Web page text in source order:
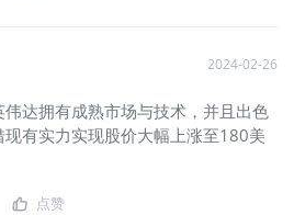
2024-02-26
伟达拥有成熟市场与技术，并且出色
有实力实现股价大幅上涨至180美
点赞